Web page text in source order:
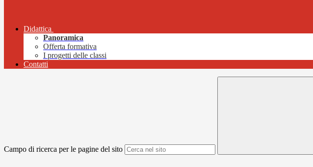
Didattica
Panoramica
Offerta formativa
I progetti delle classi
Contatti
Campo di ricerca per le pagine del sito